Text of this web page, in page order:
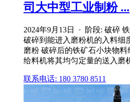
司大中型工业制粉 ...
2024年9月13日 · 阶段: 破碎
破碎到能进入磨粉机的入料细
磨粉 破碎后的铁矿石小块物
给料机将其均匀定量的送入磨
联系电话: 180 3780 8511